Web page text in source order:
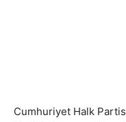
Cumhuriyet Halk